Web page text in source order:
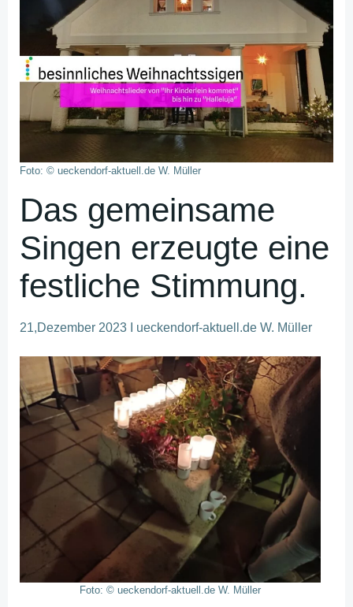
Foto: © ueckendorf-aktuell.de W. Müller
Das gemeinsame
Singen erzeugte eine
festliche Stimmung.
21,Dezember 2023 I ueckendorf-aktuell.de W. Müller
Foto: © ueckendorf-aktuell.de W. Müller